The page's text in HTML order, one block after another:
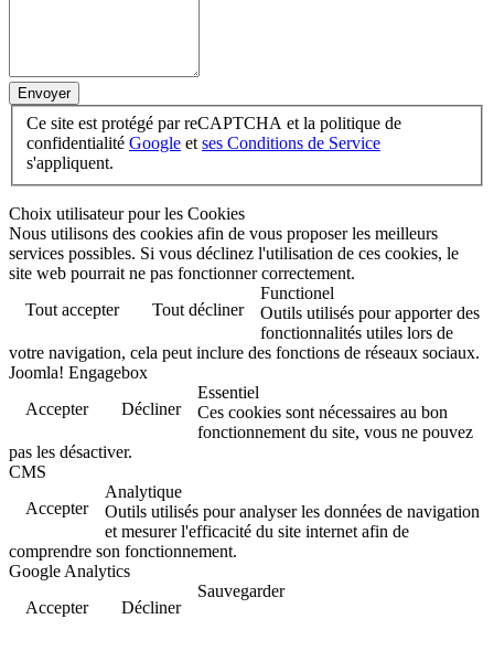
Envoyer
Ce site est protégé par reCAPTCHA et la politique de
confidentialité Google et ses Conditions de Service
s'appliquent.
Choix utilisateur pour les Cookies
Nous utilisons des cookies afin de vous proposer les meilleurs
services possibles. Si vous déclinez l'utilisation de ces cookies, le
site web pourrait ne pas fonctionner correctement.
Tout accepter
Tout décliner
Functionel
Outils utilisés pour apporter des
fonctionnalités utiles lors de
votre navigation, cela peut inclure des fonctions de réseaux sociaux.
Joomla! Engagebox
Accepter
Décliner
Essentiel
Ces cookies sont nécessaires au bon
fonctionnement du site, vous ne pouvez
pas les désactiver.
CMS
Accepter
Analytique
Outils utilisés pour analyser les données de navigation
et mesurer l'efficacité du site internet afin de
comprendre son fonctionnement.
Google Analytics
Accepter
Décliner
Sauvegarder